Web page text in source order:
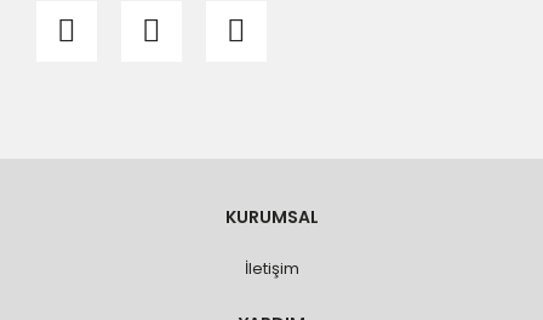
KURUMSAL
İletişim